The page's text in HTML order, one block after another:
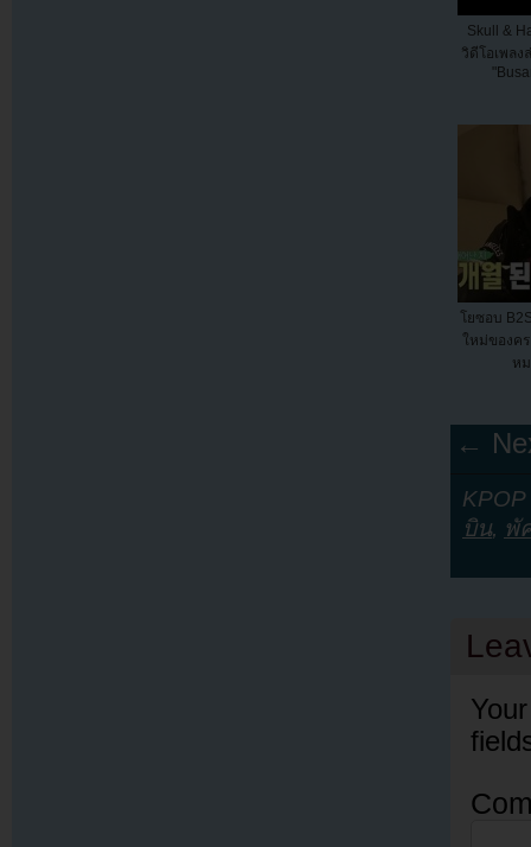
Skull &
วิดีโอเพลง
โยซอบ
ใหม่ของค
ห
←
บิน, พั